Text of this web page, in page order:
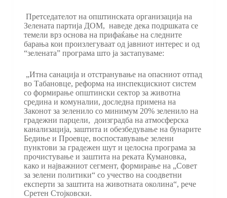
Претседателот на општинската организација на
Зелената партија ДОМ, наведе дека подршката се
темели врз основа на прифаќање на следните
барања кои произлегуваат од јавниот интерес и од
“зелената” програма што ја застапуваме:
„Итна санација и отстранување на опасниот отпад
во Табановце, реформа на инспекцискиот систем
со формирање општински сектор за животна
средина и комуналии, доследна примена на
Законот за зеленило со минимум 20% зеленило на
градежни парцели, доизградба на атмосферска
канализација, заштита и обезбедување на бунарите
Бедиње и Проевце, воспоставување зелени
пунктови за градежен шут и целосна програма за
прочистување и заштита на реката Кумановка,
како и најважниот сегмент, формирање на „Совет
за зелени политики“ со учество на соодветни
експерти за заштита на животната околина“, рече
Сретен Стојковски.